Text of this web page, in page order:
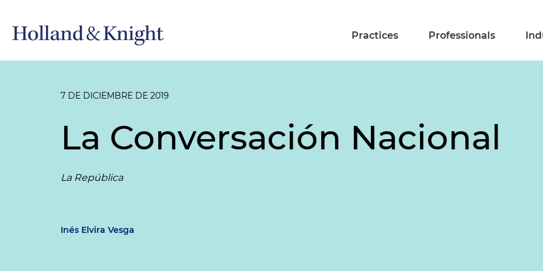
Practices Professionals
7 DE DICIEMBRE DE 2019
La Conversación Nacional
La República
Inés Elvira Vesga